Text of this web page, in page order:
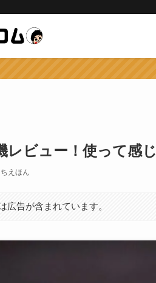
レビュー！使って感
ちえほん
広告が含まれています。